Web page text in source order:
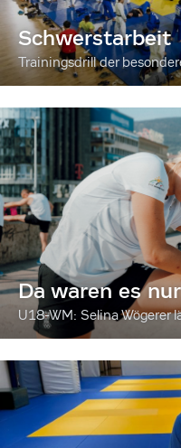
Schwerstarbeit
Trainingsdrill der
Da waren es
U18-WM: Selina Wögerer